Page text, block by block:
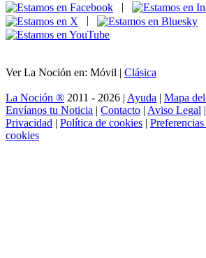
|
|
Ver La Noción en: Móvil | Clásica
La Noción ® 2011 - 2026 | Ayuda | Mapa
Envíanos tu Noticia | Contacto | Aviso Legal |
Privacidad | Política de cookies |
cookies